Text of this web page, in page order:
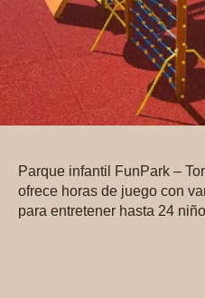
Parque infantil FunPark –
ofrece horas de juego con
para entretener hasta 24